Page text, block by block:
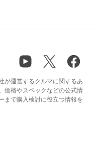
が運営するクルマに関するあ
価格やスペックなどの公式情
まで購入検討に役立つ情報を